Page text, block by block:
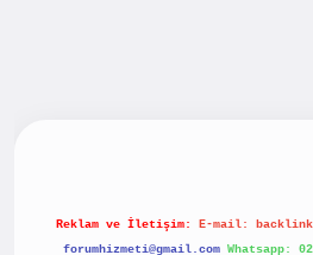
Reklam ve İletişim: E-mail:
forumhizmeti@gmail.com Whatsapp: